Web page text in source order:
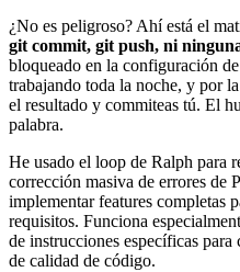
¿No es peligroso? Ahí está el
git commit, git push, ni
bloqueado en la configuración
trabajando toda la noche, y por
el resultado y commiteas tú. El
palabra.
He usado el loop de Ralph para
corrección masiva de errores de
implementar features completas
requisitos. Funciona
de instrucciones específicas
de calidad de código.